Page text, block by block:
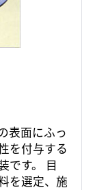
表面にふっ
を付与する
です。 目
を選定、施